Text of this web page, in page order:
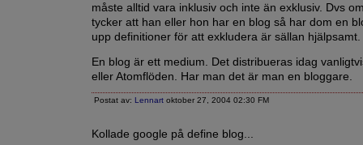
måste alltid vara inklusiv och inte än exklusiv. Dvs
tycker att han eller hon har en blog så har dom en
upp definitioner för att exkludera är sällan hjälpsamt.
En blog är ett medium. Det distribueras idag
eller Atomflöden. Har man det är man en bloggare.
Postat av: Lennart oktober 27, 2004 02:30 FM
Kollade google på define blog...